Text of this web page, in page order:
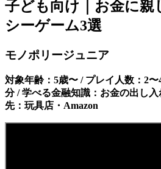
子ども向け｜お金に親
シーゲーム3選
モノポリージュニア
対象年齢：5歳〜 / プレイ人数：2
分 / 学べる金融知識：お金の出し
先：玩具店・Amazon